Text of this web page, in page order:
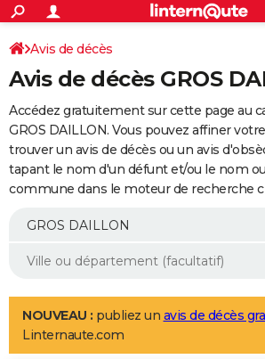
ACTUALITÉS
Politique
Société
Faits Divers
Education
Monde
Villes
+
SPORT
Coupe du monde 2026
Football
Tennis
Cyclisme
Rugby
Forum
Programme TV
TNT
Streaming
Cinéma
Sorties cinéma
Musique
+
FINANCE
Retraite
Epargne
Immobilier
Risques naturels par ville
Assurance
AUTO
Essais
Réserver un essai
Citadines
Berlines
SUV
Forum auto
+
Mobiles
Meilleur smartphone
Internet
Ordinateurs
Jeux vidéo
Guide high-tech
Aménagement intérieur
LIFESTYLE
Art de vivre
Bien-être
Loisirs
Mode
Modes de vie
Avis de décès
Avis de décès GROS
Accédez gratuitement sur cette page au
GROS DAILLON. Vous pouvez affiner
trouver un avis de décès ou un avis
tapant le nom d'un défunt et/ou le nom
commune dans le moteur de recherche
NOUVEAU : publiez un avis de décès
Linternaute.com